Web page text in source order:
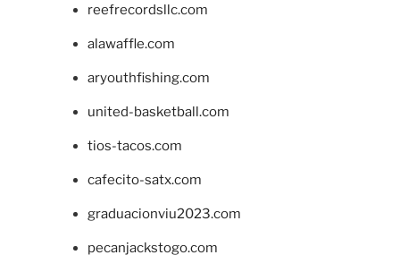
reefrecordsllc.com
alawaffle.com
aryouthfishing.com
united-basketball.com
tios-tacos.com
cafecito-satx.com
graduacionviu2023.com
pecanjackstogo.com